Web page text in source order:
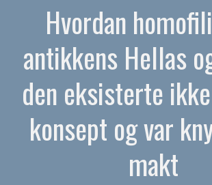
Hvordan
antikkens Hellas
den eksisterte
konsept og var
makt